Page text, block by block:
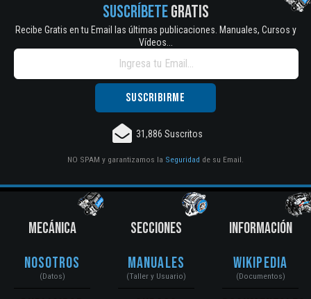
SUSCRÍBETEGRATIS
Recibe Gratis en tu Email las últimas publicaciones. Manuales, Cursos y
Vídeos...
31,886 Suscritos
NO SPAM y garantizamos la Seguridad de su Email.
MECÁNICA
Nosotros
(Datos)
SECCIONES
Manuales
(Taller y Usuario)
INFORMACIÓN
Wikipedia
(Documentos)